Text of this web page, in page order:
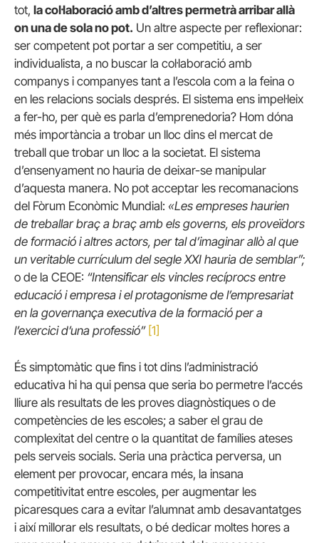
tot, la col·laboració amb d’altres permetrà arribar allà
on una de sola no pot. Un altre aspecte per reflexionar:
ser competent pot portar a ser competitiu, a ser
individualista, a no buscar la col·laboració amb
companys i companyes tant a l’escola com a la feina o
en les relacions socials després. El sistema ens impel·leix
a fer-ho, per què es parla d’emprenedoria? Hom dóna
més importància a trobar un lloc dins el mercat de
treball que trobar un lloc a la societat. El sistema
d’ensenyament no hauria de deixar-se manipular
d’aquesta manera. No pot acceptar les recomanacions
del Fòrum Econòmic Mundial: «Les empreses haurien
de treballar braç a braç amb els governs, els proveïdors
de formació i altres actors, per tal d’imaginar allò al que
un veritable currículum del segle XXI hauria de semblar”;
o de la CEOE: “Intensificar els vincles recíprocs entre
educació i empresa i el protagonisme de l’empresariat
en la governança executiva de la formació per a
l’exercici d’una professió” [1]
És simptomàtic que fins i tot dins l’administració
educativa hi ha qui pensa que seria bo permetre l’accés
lliure als resultats de les proves diagnòstiques o de
competències de les escoles; a saber el grau de
complexitat del centre o la quantitat de famílies ateses
pels serveis socials. Seria una pràctica perversa, un
element per provocar, encara més, la insana
competitivitat entre escoles, per augmentar les
picaresques cara a evitar l’alumnat amb desavantatges
i així millorar els resultats, o bé dedicar moltes hores a